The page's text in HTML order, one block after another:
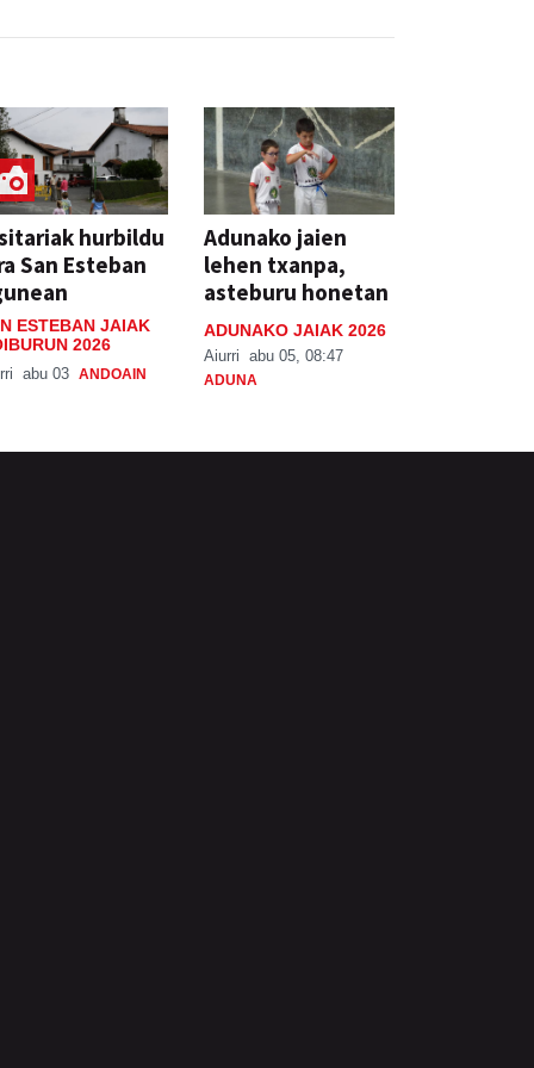
hurbildu
San Esteban
ESTEBAN JAIAK
2026
abu 03 ANDOAIN
Adunako jaien
lehen txanpa,
asteburu honetan
ADUNAKO JAIAK 2026
Aiurri abu 05, 08:47
ADUNA